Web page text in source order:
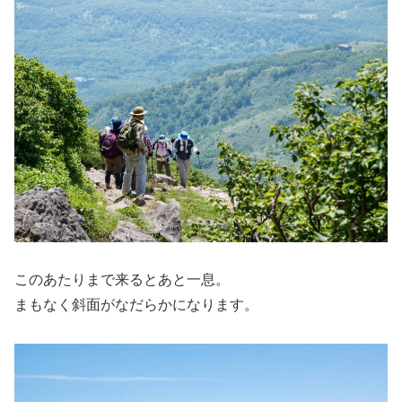
このあたりまで来るとあと一息。
まもなく斜面がなだらかになります。